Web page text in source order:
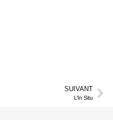
SUIVANT
L’In Situ